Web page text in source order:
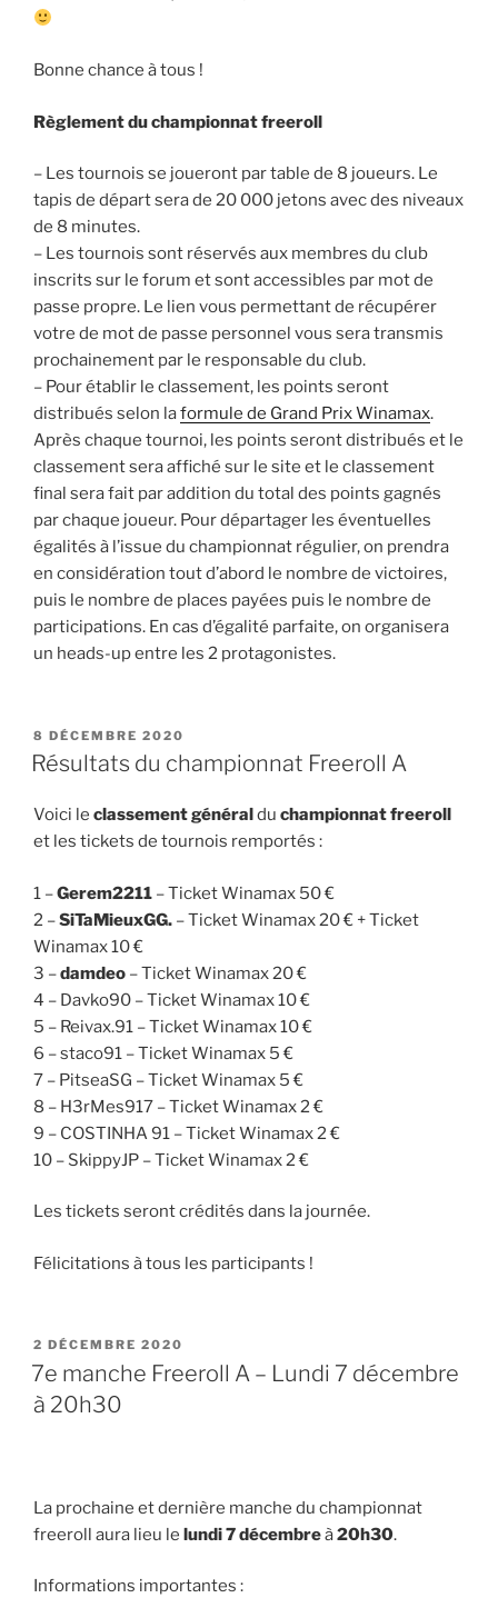
Bonne chance à tous !
Règlement du championnat freeroll
– Les tournois se joueront par table de 8 joueurs. Le
tapis de départ sera de 20 000 jetons avec des niveaux
de 8 minutes.
– Les tournois sont réservés aux membres du club
inscrits sur le forum et sont accessibles par mot de
passe propre. Le lien vous permettant de récupérer
votre de mot de passe personnel vous sera transmis
prochainement par le responsable du club.
– Pour établir le classement, les points seront
distribués selon laformule de Grand Prix Winamax.
Après chaque tournoi, les points seront distribués et le
classement sera affiché sur le site et le classement
final sera fait par addition du total des points gagnés
par chaque joueur. Pour départager les éventuelles
égalités à l’issue du championnat régulier, on prendra
en considération tout d’abord le nombre de victoires,
puis le nombre de places payées puis le nombre de
participations. En cas d’égalité parfaite, on organisera
un heads-up entre les 2 protagonistes.
PUBLIÉ
LE
8 DÉCEMBRE 2020
Résultats du championnat Freeroll A
Voici le classement général du championnat freeroll
et les tickets de tournois remportés :
1 –Gerem2211 – Ticket Winamax 50 €
2 –SiTaMieuxGG. – Ticket Winamax 20 € + Ticket
Winamax 10 €
3 –damdeo – Ticket Winamax 20 €
4 – Davko90 – Ticket Winamax 10 €
5 – Reivax.91 – Ticket Winamax 10 €
6 – staco91 – Ticket Winamax 5 €
7 – PitseaSG – Ticket Winamax 5 €
8 – H3rMes917 – Ticket Winamax 2 €
9 – COSTINHA 91 – Ticket Winamax 2 €
10 – SkippyJP – Ticket Winamax 2 €
Les tickets seront crédités dans la journée.
Félicitations à tous les participants !
PUBLIÉ
LE
2 DÉCEMBRE 2020
7e manche Freeroll A – Lundi 7 décembre
à 20h30
La prochaine et dernière manche du championnat
freeroll aura lieu le lundi 7 décembreà20h30.
Informations importantes :